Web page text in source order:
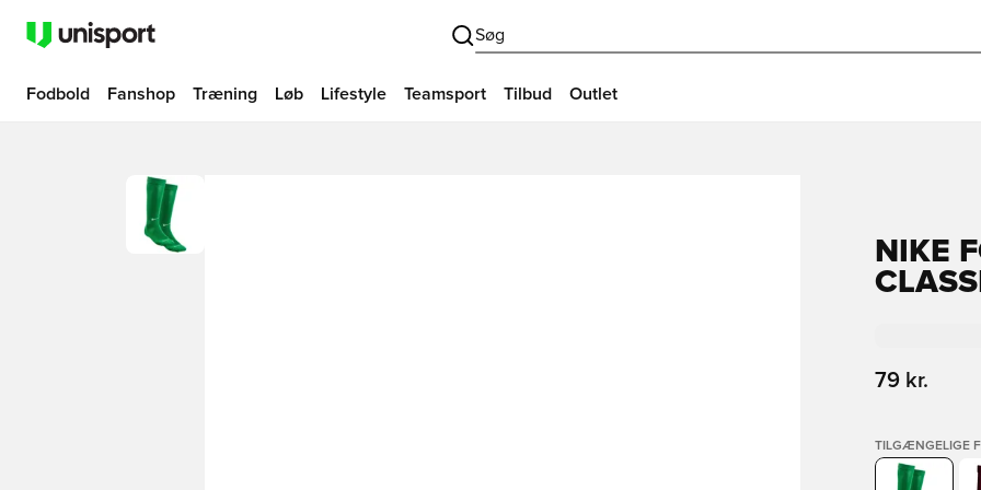
Søg
Fodbold Fanshop Træning Løb Lifestyle Teamsport Tilbud Outlet
NIKE
79 kr.
TILGÆNGELIGE